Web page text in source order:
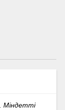
Міндетті